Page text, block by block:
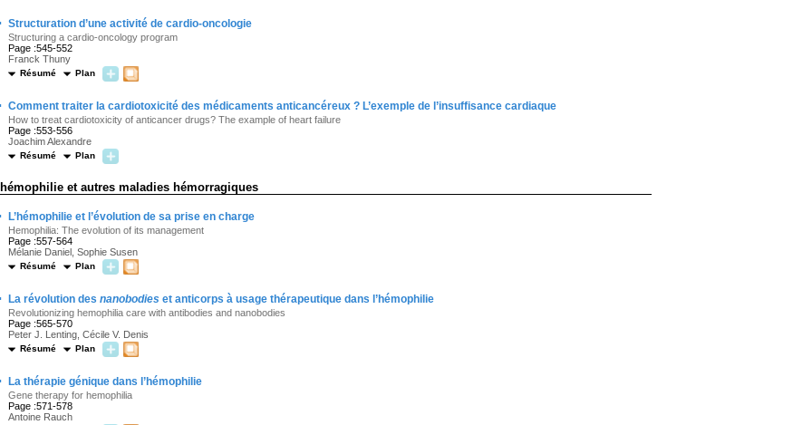
Structuration d’une activité de cardio-oncologie
Structuring a cardio-oncology program
Page :545-552
Franck Thuny
Résumé Plan
Comment traiter la cardiotoxicité des médicaments anticancéreux ? L’exemple de l’insuffisance cardiaque
How to treat cardiotoxicity of anticancer drugs? The example of heart failure
Page :553-556
Joachim Alexandre
Résumé Plan
et autres maladies hémorragiques
L’hémophilie et l’évolution de sa prise en charge
Hemophilia: The evolution of its management
Page :557-564
Mélanie Daniel, Sophie Susen
Résumé Plan
La révolution des nanobodies et anticorps à usage thérapeutique dans l’hémophilie
Revolutionizing hemophilia care with antibodies and nanobodies
Page :565-570
Peter J. Lenting, Cécile V. Denis
Résumé Plan
La thérapie génique dans l’hémophilie
Gene therapy for hemophilia
Page :571-578
Antoine Rauch